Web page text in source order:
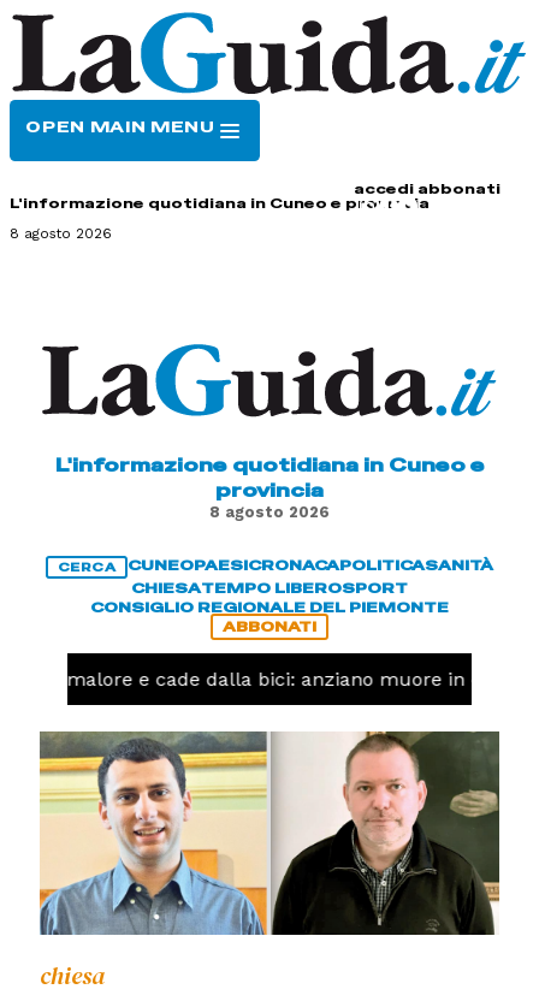
OPEN MAIN MENU
accedi abbonati
L'informazione quotidiana in Cuneo e provincia
8 agosto 2026
L'informazione quotidiana in Cuneo e
provincia
8 agosto 2026
CERCA CUNEOPAESICRONACAPOLITICASANITÀ
CHIESATEMPO LIBEROSPORT
CONSIGLIO REGIONALE DEL PIEMONTE
ABBONATI
un malore e cade dalla bici: anziano muore in corso
chiesa